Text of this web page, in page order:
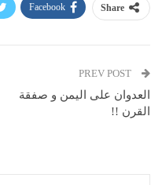
Share
Facebook
العدوان على اليمن و صفقة
القرن !!